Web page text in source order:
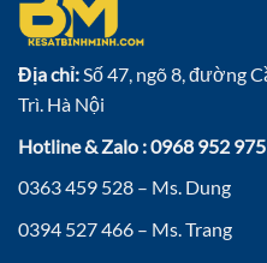
Địa chỉ:Số 47, ngõ 8, đường
Trì. Hà Nội
Hotline & Zalo : 0968 952 975
0363 459 528 – Ms. Dung
0394 527 466 – Ms. Trang